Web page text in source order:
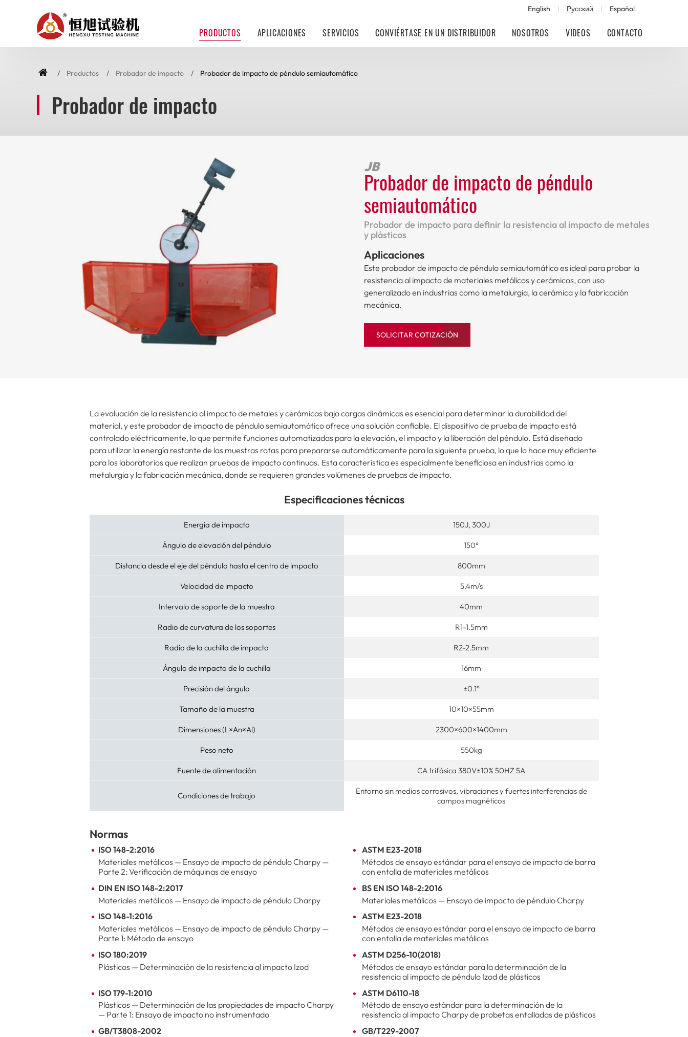
English Русский Español
PRODUCTOS APLICACIONES SERVICIOS CONVIÉRTASE EN UN DISTRIBUIDOR NOSOTROS VIDEOS CONTACTO
Productos Probador de impacto Probador de impacto de péndulo semiautomático
Probador de impacto
JB
Probador de impacto de péndulo
semiautomático
Probador de impacto para definir la resistencia al impacto de metales
y plásticos
Aplicaciones
Este probador de impacto de péndulo semiautomático es ideal para probar la
resistencia al impacto de materiales metálicos y cerámicos, con uso
generalizado en industrias como la metalurgia, la cerámica y la fabricación
mecánica.
SOLICITAR COTIZACIÓN
La evaluación de la resistencia al impacto de metales y cerámicas bajo cargas dinámicas es esencial para determinar la durabilidad del
material, y este probador de impacto de péndulo semiautomático ofrece una solución confiable. El dispositivo de prueba de impacto está
controlado eléctricamente, lo que permite funciones automatizadas para la elevación, el impacto y la liberación del péndulo. Está diseñado
para utilizar la energía restante de las muestras rotas para prepararse automáticamente para la siguiente prueba, lo que lo hace muy eficiente
para los laboratorios que realizan pruebas de impacto continuas. Esta característica es especialmente beneficiosa en industrias como la
metalurgia y la fabricación mecánica, donde se requieren grandes volúmenes de pruebas de impacto.
Especificaciones técnicas
Energía de impacto 150J, 300J
Ángulo de elevación del péndulo 150°
Distancia desde el eje del péndulo hasta el centro de impacto 800mm
Velocidad de impacto 5.4m/s
Intervalo de soporte de la muestra 40mm
Radio de curvatura de los soportes R1-1.5mm
Radio de la cuchilla de impacto R2-2.5mm
Ángulo de impacto de la cuchilla 16mm
Precisión del ángulo ±0.1°
Tamaño de la muestra 10×10×55mm
Dimensiones (L×An×Al) 2300×600×1400mm
Peso neto 550kg
Fuente de alimentación CA trifásica 380V±10% 50HZ 5A
Condiciones de trabajo
Entorno sin medios corrosivos, vibraciones y fuertes interferencias de
campos magnéticos
Normas
ISO 148-2:2016
Materiales metálicos — Ensayo de impacto de péndulo Charpy —
Parte 2: Verificación de máquinas de ensayo
ASTM E23-2018
Métodos de ensayo estándar para el ensayo de impacto de barra
con entalla de materiales metálicos
DIN EN ISO 148-2:2017
Materiales metálicos — Ensayo de impacto de péndulo Charpy
BS EN ISO 148-2:2016
Materiales metálicos — Ensayo de impacto de péndulo Charpy
ISO 148-1:2016
Materiales metálicos — Ensayo de impacto de péndulo Charpy —
Parte 1: Método de ensayo
ASTM E23-2018
Métodos de ensayo estándar para el ensayo de impacto de barra
con entalla de materiales metálicos
ISO 180:2019
Plásticos — Determinación de la resistencia al impacto Izod
ASTM D256-10(2018)
Métodos de ensayo estándar para la determinación de la
resistencia al impacto de péndulo Izod de plásticos
ISO 179-1:2010
Plásticos — Determinación de las propiedades de impacto Charpy
— Parte 1: Ensayo de impacto no instrumentado
ASTM D6110-18
Método de ensayo estándar para la determinación de la
resistencia al impacto Charpy de probetas entalladas de plásticos
GB/T3808-2002
GB/T229-2007